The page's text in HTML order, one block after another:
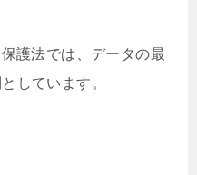
護法では、データの最
しています。